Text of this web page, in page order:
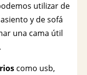
utilizar de
y de sofá
una cama útil
como usb,